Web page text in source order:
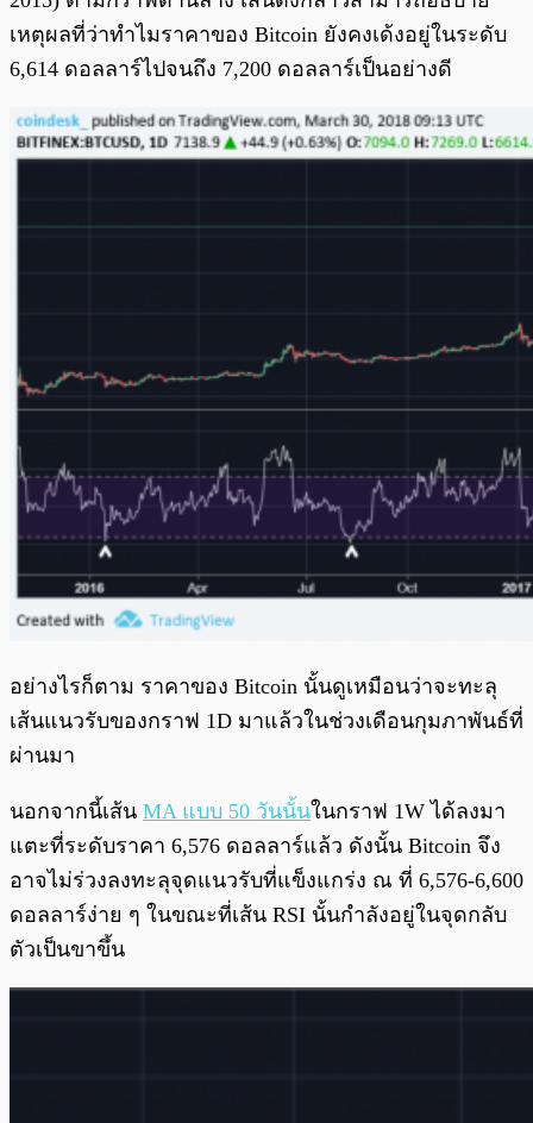
เหตุผลที่ว่าทำไมราคาของ Bitcoin ยังคงเด้งอยู่ในระดับ
6,614 ดอลลาร์ไปจนถึง 7,200 ดอลลาร์เป็นอย่างดี
อย่างไรก็ตาม ราคาของ Bitcoin นั้นดูเหมือนว่าจะทะลุ
เส้นแนวรับของกราฟ 1D มาแล้วในช่วงเดือนกุมภาพันธ์ที่
ผ่านมา
นอกจากนี้เส้น MA แบบ 50 วันนั้นในกราฟ 1W ได้ลงมา
แตะที่ระดับราคา 6,576 ดอลลาร์แล้ว ดังนั้น Bitcoin จึง
อาจไม่ร่วงลงทะลุจุดแนวรับที่แข็งแกร่ง ณ ที่ 6,576-6,600
ดอลลาร์ง่าย ๆ ในขณะที่เส้น RSI นั้นกำลังอยู่ในจุดกลับ
ตัวเป็นขาขึ้น